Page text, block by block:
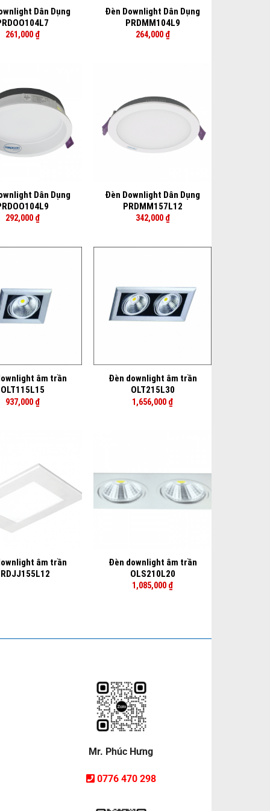
Dân Dụng
261,000 ₫
Đèn Downlight Dân Dụng
PRDMM104L9
264,000 ₫
Dân Dụng
292,000 ₫
Đèn Downlight Dân Dụng
PRDMM157L12
342,000 ₫
âm trần
OLT115L15
937,000 ₫
Đèn downlight âm trần
OLT215L30
1,656,000 ₫
âm trần
Đèn downlight âm trần
OLS210L20
1,085,000 ₫
Mr. Phúc Hưng
0776 470 298